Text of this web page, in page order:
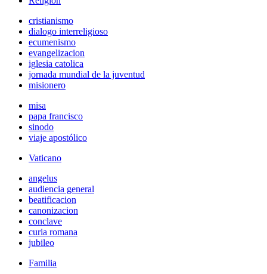
cristianismo
dialogo interreligioso
ecumenismo
evangelizacion
iglesia catolica
jornada mundial de la juventud
misionero
misa
papa francisco
sinodo
viaje apostólico
Vaticano
angelus
audiencia general
beatificacion
canonizacion
conclave
curia romana
jubileo
Familia